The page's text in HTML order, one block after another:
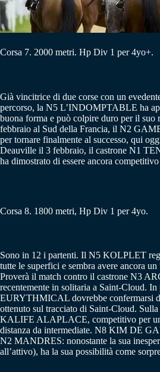
Corsa 7. 2000 metri. Hp Div 1 per 4yo+.
Già vincitrice di due corse con un
percorso, la N5 L’INDOMPTABLE ha
buona forma e può colpire duro per il suo
febbraio al Sud della Francia, il N2
per tornare finalmente al successo, qui
Deauville il 3 febbraio, il castrone N1
ha dimostrato di essere ancora
Corsa 8. 1800 metri, Hp Div 1 per 4yo.
Sono in 12 i partenti. Il N5 KOLPLET
tutte le superfici e sembra avere ancora
Proverà il match contro il castrone N3
recentemente in solitaria a Saint-Cloud. In
EURYTHMICAL dovrebbe confermarsi
ottenuto sul tracciato di Saint-Cloud.
KALIFE ALAPLACE, competitivo per
distanza da intermediate. N8 KIM DE
N2 MANDRES: nonostante la sua
all’attivo), ha la sua possibilità come